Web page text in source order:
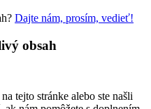
Dajte nám, prosím, vedieť!
obsah
tejto stránke alebo ste našli